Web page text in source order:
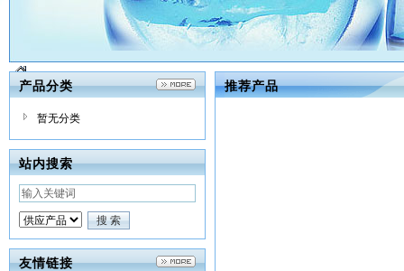
产品分类
暂无分类
站内搜索
友情链接
推荐产品